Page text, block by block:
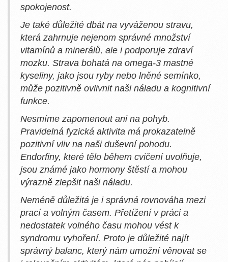
spokojenost.
Je také důležité dbát na vyváženou stravu,
která zahrnuje nejenom správné množství
vitamínů a minerálů, ale i podporuje zdraví
mozku. Strava bohatá na omega-3 mastné
kyseliny, jako jsou ryby nebo lněné semínko,
může pozitivně ovlivnit naši náladu a kognitivní
funkce.
Nesmíme zapomenout ani na pohyb.
Pravidelná fyzická aktivita má prokazatelně
pozitivní vliv na naši duševní pohodu.
Endorfiny, které tělo během cvičení uvolňuje,
jsou známé jako hormony štěstí a mohou
výrazně zlepšit naši náladu.
Neméně důležitá je i správná rovnováha mezi
prací a volným časem. Přetížení v práci a
nedostatek volného času mohou vést k
syndromu vyhoření. Proto je důležité najít
správný balanc, který nám umožní věnovat se